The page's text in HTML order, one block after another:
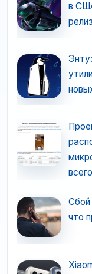
в
Сбой
что